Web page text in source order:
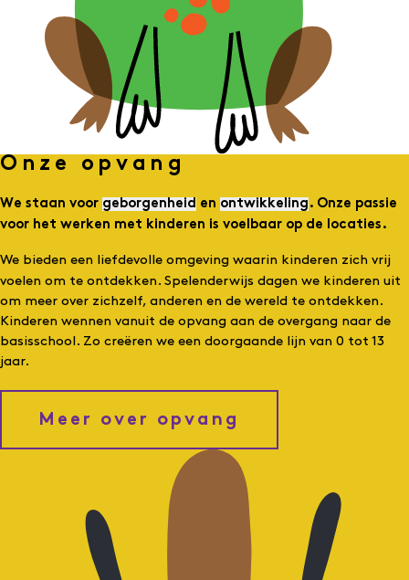
Onze opvang
We staan voor geborgenheid en ontwikkeling . Onze passie
voor het werken met kinderen is voelbaar op de locaties.
We bieden een liefdevolle omgeving waarin kinderen zich vrij
voelen om te ontdekken. Spelenderwijs dagen we kinderen uit
om meer over zichzelf, anderen en de wereld te ontdekken.
Kinderen wennen vanuit de opvang aan de overgang naar de
basisschool. Zo creëren we een doorgaande lijn van 0 tot 13
jaar.
Meer over opvang